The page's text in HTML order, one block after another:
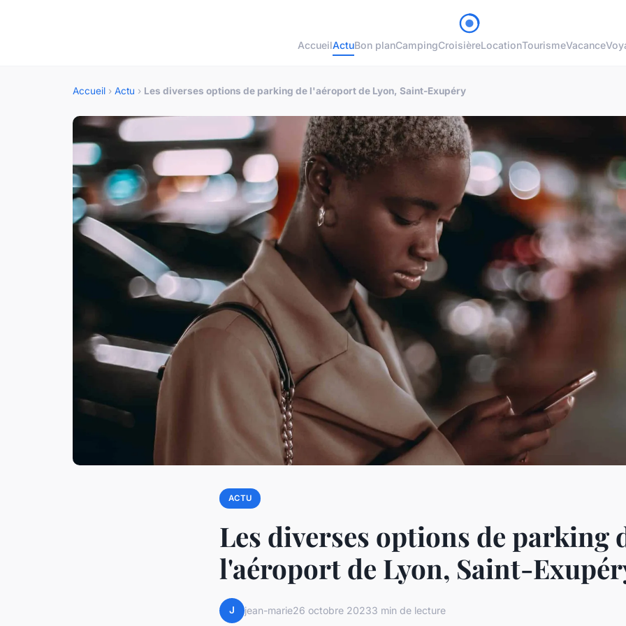
AccueilActuBon planCampingCroisièreLocationTourismeVacance
Accueil › Actu › Les diverses options de parking de l'aéroport de Lyon, Saint-Exupéry
ACTU
Les diverses options de parking
l'aéroport de Lyon, Saint-
J jean-marie26 octobre 20233 min de lecture